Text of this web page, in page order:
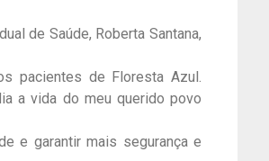
de Saúde, Roberta Santana,
pacientes de Floresta Azul.
a vida do meu querido povo
e garantir mais segurança e